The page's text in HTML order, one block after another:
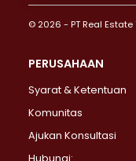
Properti Dijual di
Properti Dijual di
Properti Dijual di
Properti Dijual di
© 2026 - PT Real
PERUSAHAAN
Syarat & Ketentuan
Komunitas
Ajukan Konsultasi
Hubungi: